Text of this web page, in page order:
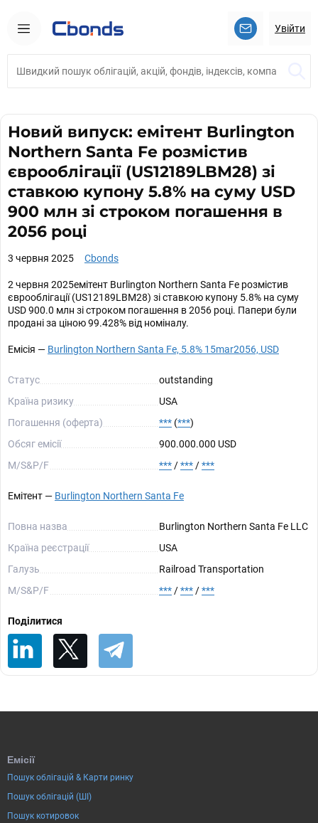
Увійти
Новий випуск: емітент Burlington
Northern Santa Fe розмістив
єврооблігації (US12189LBM28) зі
ставкою купону 5.8% на суму USD
900 млн зі строком погашення в
2056 році
3 червня 2025 Cbonds
2 червня 2025емітент Burlington Northern Santa Fe розмістив
єврооблігації (US12189LBM28) зі ставкою купону 5.8% на суму
USD 900.0 млн зі строком погашення в 2056 році. Папери були
продані за ціною 99.428% від номіналу.
Емісія — Burlington Northern Santa Fe, 5.8% 15mar2056, USD
Статус
outstanding
Країна ризику
USA
Погашення (оферта)
*** (***)
Обсяг емісії
900.000.000 USD
М/S&P/F
*** /*** /***
Емітент — Burlington Northern Santa Fe
Повна назва
Burlington Northern Santa Fe LLC
Країна реєстрації
USA
Галузь
Railroad Transportation
М/S&P/F
*** /*** /***
Поділитися
Емісії
Пошук облігацій & Карти ринку
Пошук облігацій (ШІ)
Пошук котировок